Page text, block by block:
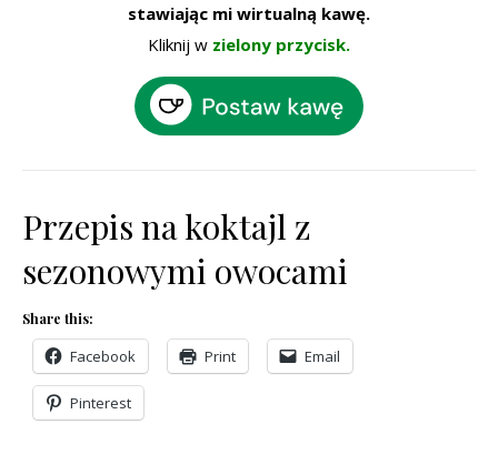
stawiając mi wirtualną kawę.
Kliknij w zielony przycisk.
Przepis na koktajl z
sezonowymi owocami
Share this:
Facebook Print Email
Pinterest